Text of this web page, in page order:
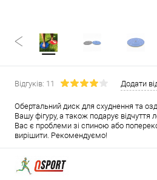
Відгуків: 11 Додати
Обертальний диск для схуднення та
Вашу фігуру, а також подарує відчуття
Вас є проблеми зі спиною або
вирішити. Рекомендуємо!